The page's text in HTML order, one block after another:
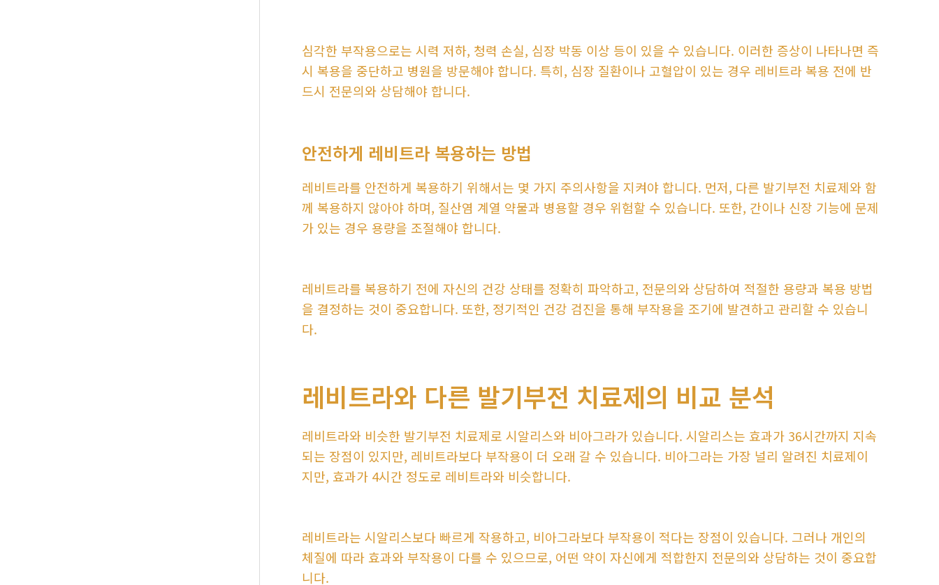
심각한 부작용으로는 시력 저하, 청력 손실, 심장 박동 이상 등이 있을 수 있습니다. 이러한 증상이 나타나면 즉
시 복용을 중단하고 병원을 방문해야 합니다. 특히, 심장 질환이나 고혈압이 있는 경우 레비트라 복용 전에 반
드시 전문의와 상담해야 합니다.
안전하게 레비트라 복용하는 방법
레비트라를 안전하게 복용하기 위해서는 몇 가지 주의사항을 지켜야 합니다. 먼저, 다른 발기부전 치료제와 함
께 복용하지 않아야 하며, 질산염 계열 약물과 병용할 경우 위험할 수 있습니다. 또한, 간이나 신장 기능에 문제
가 있는 경우 용량을 조절해야 합니다.
레비트라를 복용하기 전에 자신의 건강 상태를 정확히 파악하고, 전문의와 상담하여 적절한 용량과 복용 방법
을 결정하는 것이 중요합니다. 또한, 정기적인 건강 검진을 통해 부작용을 조기에 발견하고 관리할 수 있습니
다.
레비트라와 다른 발기부전 치료제의 비교 분석
레비트라와 비슷한 발기부전 치료제로 시알리스와 비아그라가 있습니다. 시알리스는 효과가 36시간까지 지속
되는 장점이 있지만, 레비트라보다 부작용이 더 오래 갈 수 있습니다. 비아그라는 가장 널리 알려진 치료제이
지만, 효과가 4시간 정도로 레비트라와 비슷합니다.
레비트라는 시알리스보다 빠르게 작용하고, 비아그라보다 부작용이 적다는 장점이 있습니다. 그러나 개인의
체질에 따라 효과와 부작용이 다를 수 있으므로, 어떤 약이 자신에게 적합한지 전문의와 상담하는 것이 중요합
니다.